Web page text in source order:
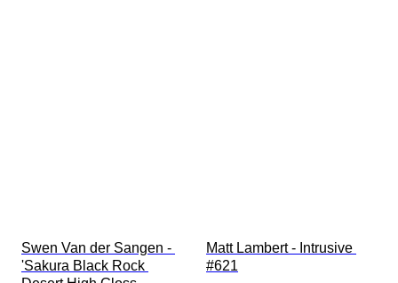
Swen Van der Sangen -
'Sakura Black Rock
Matt Lambert - Intrusive
#621